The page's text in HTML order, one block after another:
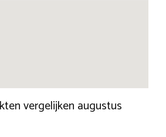
vergelijken augustus